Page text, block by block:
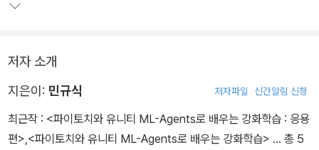
저자 소개
지은이: 민규식 저자파일 신간알림 신청
최근작 : <파이토치와 유니티 ML-Agents로 배우는 강화학습 : 응용
편> <파이토치와 유니티 ML-Agents로 배우는 강화학습> … 총 5